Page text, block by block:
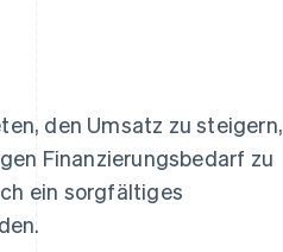
den Umsatz zu steigern,
Finanzierungsbedarf zu
ein sorgfältiges